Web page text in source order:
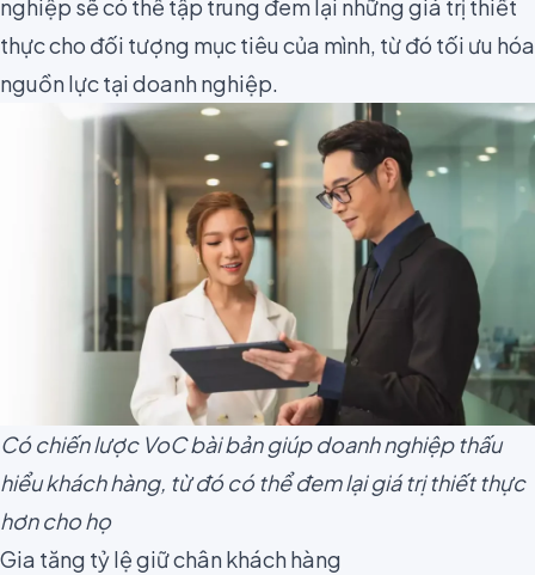
nghiệp sẽ có thể tập trung đem lại những giá trị thiết
thực cho đối tượng mục tiêu của mình, từ đó tối ưu hóa
nguồn lực tại doanh nghiệp.
Có chiến lược VoC bài bản giúp doanh nghiệp thấu
hiểu khách hàng, từ đó có thể đem lại giá trị thiết thực
hơn cho họ
Gia tăng tỷ lệ giữ chân khách hàng